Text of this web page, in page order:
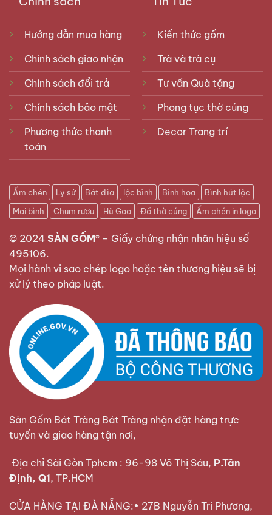
Hướng dẫn mua hàng
Chính sách giao nhận
Chính sách đổi trả
Chính sách bảo mật
Phương thức thanh
toán
Kiến thức gốm
Trà và trà cụ
Tư vấn Quà tặng
Phong tục thờ cúng
Decor Trang trí
Ấm chén Ly sứ Bát đĩa lộc bình Bình hoa
Bình hút lộc
Mai bình
Chum rượu Hũ Gạo Đồ thờ cúng Ấm chén in logo
© 2024 SÀN GỐM® – Giấy chứng nhận nhãn hiệu số
495106.
Mọi hành vi sao chép logo hoặc tên thương hiệu sẽ bị
xử lý theo pháp luật.
Sàn Gốm Bát Tràng Bát Tràng nhận đặt hàng trực
tuyến và giao hàng tận nơi,
Địa chỉ Sài Gòn Tphcm : 96-98 Võ Thị Sáu, P.Tân
Định, Q1, TP.HCM
CỬA HÀNG TẠI ĐÀ NẴNG:• 27B Nguyễn Tri Phương,